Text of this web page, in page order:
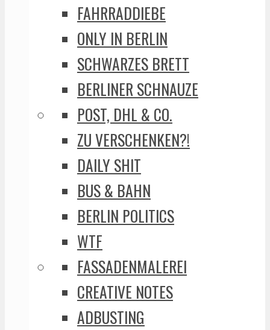
FAHRRADDIEBE
ONLY IN BERLIN
SCHWARZES BRETT
BERLINER SCHNAUZE
POST, DHL & CO.
ZU VERSCHENKEN?!
DAILY SHIT
BUS & BAHN
BERLIN POLITICS
WTF
FASSADENMALEREI
CREATIVE NOTES
ADBUSTING